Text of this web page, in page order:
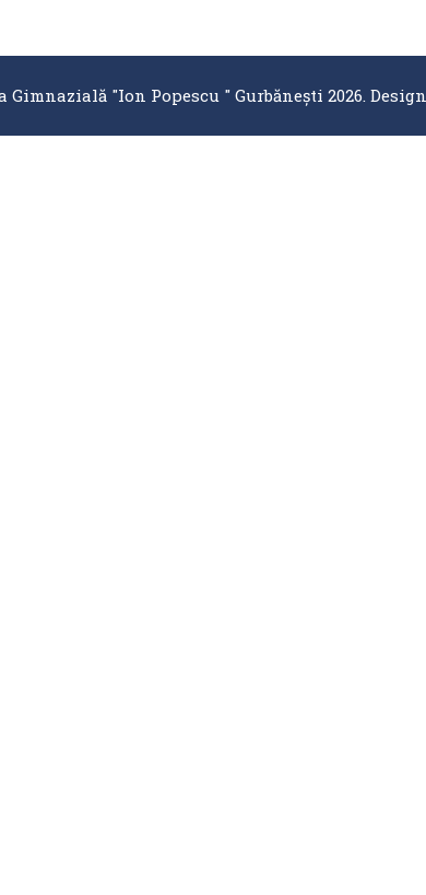
Gimnazială "Ion Popescu " Gurbănești 2026.